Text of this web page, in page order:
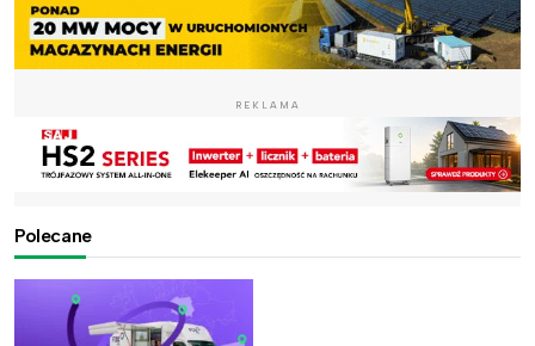
REKLAMA
Polecane